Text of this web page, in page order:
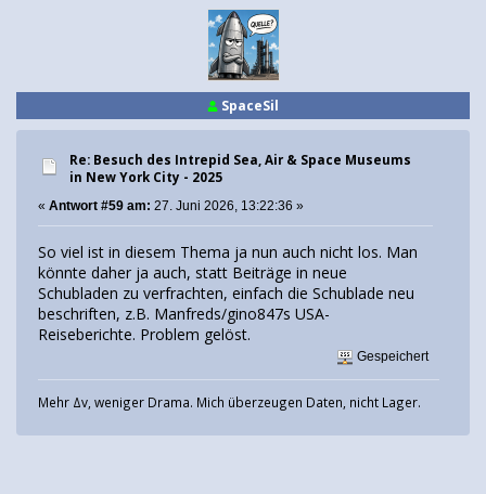
SpaceSil
Re: Besuch des Intrepid Sea, Air & Space Museums
in New York City - 2025
« Antwort #59 am: 27. Juni 2026, 13:22:36 »
So viel ist in diesem Thema ja nun auch nicht los. Man
könnte daher ja auch, statt Beiträge in neue
Schubladen zu verfrachten, einfach die Schublade neu
beschriften, z.B. Manfreds/gino847s USA-
Reiseberichte. Problem gelöst.
Gespeichert
Mehr Δv, weniger Drama. Mich überzeugen Daten, nicht Lager.